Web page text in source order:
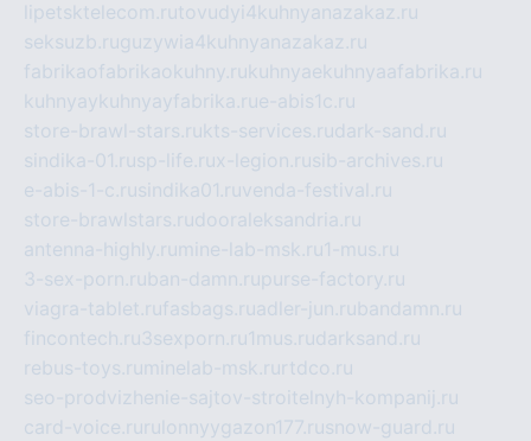
lipetsktelecom.rutovudyi4kuhnyanazakaz.ru
seksuzb.ruguzywia4kuhnyanazakaz.ru
fabrikaofabrikaokuhny.rukuhnyaekuhnyaafabrika.ru
kuhnyaykuhnyayfabrika.rue-abis1c.ru
store-brawl-stars.rukts-services.rudark-sand.ru
sindika-01.rusp-life.rux-legion.rusib-archives.ru
e-abis-1-c.rusindika01.ruvenda-festival.ru
store-brawlstars.rudooraleksandria.ru
antenna-highly.ru mine-lab-msk.ru1-mus.ru
3-sex-porn.ruban-damn.rupurse-factory.ru
viagra-tablet.rufasbags.ruadler-jun.rubandamn.ru
fincontech.ru3sexporn.ru1mus.rudarksand.ru
rebus-toys.ru minelab-msk.ru rtdco.ru
seo-prodvizhenie-sajtov-stroitelnyh-kompanij.ru
card-voice.ru rulonnyygazon177.rusnow-guard.ru